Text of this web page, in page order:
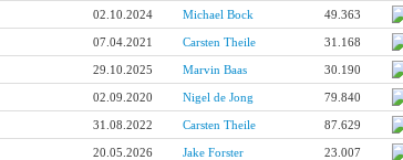
02.10.2024 Michael Bock 49.363
07.04.2021 Carsten Theile 31.168
29.10.2025 Marvin Baas 30.190
02.09.2020 Nigel de Jong 79.840
31.08.2022 Carsten Theile 87.629
20.05.2026 Jake Forster 23.007